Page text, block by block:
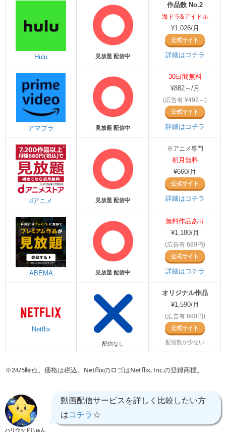
Hulu 見放題 配信中
作品数 No.2
海ドラ&アイドル
¥1,026/月
公式サイト
詳細はコチラ
アマプラ 見放題 配信中
30日間無料
¥882～/月
(広告有:¥492～)
公式サイト
詳細はコチラ
dアニメ 見放題 配信中
※アニメ専門
初月無料
¥660/月
公式サイト
詳細はコチラ
ABEMA 見放題 配信中
無料作品あり
¥1,180/月
(広告有:680円)
公式サイト
詳細はコチラ
Netflix
配信なし
オリジナル作品
¥1,590/月
(広告有:890円)
公式サイト
配信数が少ない
※24/5時点。価格は税込。NetflixのロゴはNetflix, Inc.の登録商標。
ハリウッドじゅん
動画配信サービスを詳しく比較したい方
はコチラ☆